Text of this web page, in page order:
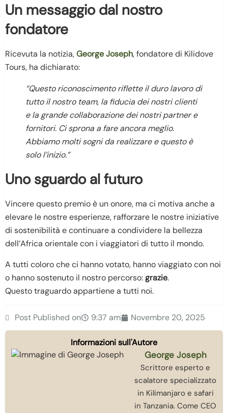
Un messaggio dal nostro
fondatore
Ricevuta la notizia,George Joseph, fondatore di Kilidove
Tours, ha dichiarato:
“Questo riconoscimento riflette il duro lavoro di
tutto il nostro team, la fiducia dei nostri clienti
e la grande collaborazione dei nostri partner e
fornitori. Ci sprona a fare ancora meglio.
Abbiamo molti sogni da realizzare e questo è
solo l’inizio.”
Uno sguardo al futuro
Vincere questo premio è un onore, ma ci motiva anche a
elevare le nostre esperienze, rafforzare le nostre iniziative
di sostenibilità e continuare a condividere la bellezza
dell’Africa orientale con i viaggiatori di tutto il mondo.
A tutti coloro che ci hanno votato, hanno viaggiato con noi
o hanno sostenuto il nostro percorso:grazie.
Questo traguardo appartiene a tutti noi.
Post Published on 9:37 am Novembre 20, 2025
Informazioni sull'Autore
George Joseph
Scrittore esperto e
scalatore specializzato
in Kilimanjaro e safari
in Tanzania. Come CEO